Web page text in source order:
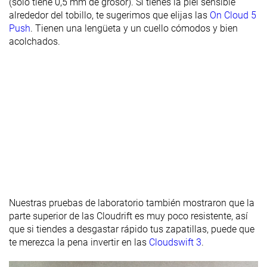
en frío
Grosor de la
Tirador del
talón
Ninguno Ninguno Ninguno
Drop
laboratorio
9.9 mm 13.1 mm
alrededor del tobillo, te sugerimos que elijas las On Cloud 5
Push. Tienen una lengüeta y un cuello cómodos y bien
acolchados.
Nuestras pruebas de laboratorio también mostraron que la
parte superior de las Cloudrift es muy poco resistente, así
que si tiendes a desgastar rápido tus zapatillas, puede que
te merezca la pena invertir en las Cloudswift 3.